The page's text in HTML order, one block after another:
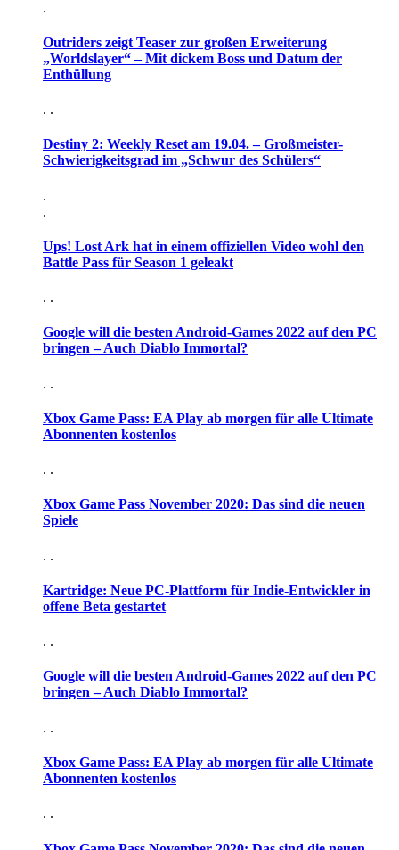
.
Outriders zeigt Teaser zur großen Erweiterung
„Worldslayer“ – Mit dickem Boss und Datum der
Enthüllung
. .
Destiny 2: Weekly Reset am 19.04. – Großmeister-
Schwierigkeitsgrad im „Schwur des Schülers“
.
.
Ups! Lost Ark hat in einem offiziellen Video wohl den
Battle Pass für Season 1 geleakt
. .
Google will die besten Android-Games 2022 auf den PC
bringen – Auch Diablo Immortal?
. .
Xbox Game Pass: EA Play ab morgen für alle Ultimate
Abonnenten kostenlos
. .
Xbox Game Pass November 2020: Das sind die neuen
Spiele
. .
Kartridge: Neue PC-Plattform für Indie-Entwickler in
offene Beta gestartet
. .
Google will die besten Android-Games 2022 auf den PC
bringen – Auch Diablo Immortal?
. .
Xbox Game Pass: EA Play ab morgen für alle Ultimate
Abonnenten kostenlos
. .